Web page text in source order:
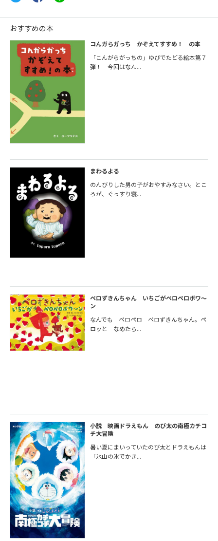
おすすめの本
コんガらガっち かぞえてすすめ！ の本
「こんがらがっちの」ゆびでたどる絵本第７
弾！ 今回はなん...
まわるよる
のんびりした男の子がおやすみなさい。とこ
ろが、ぐっすり寝...
ペロずきんちゃん いちごがペロペロボワ～
ン
なんでも ペロペロ ペロずきんちゃん。ペ
ロッと なめたら...
小説 映画ドラえもん のび太の南極カチコ
チ大冒険
暑い夏にまいっていたのび太とドラえもんは
「氷山の氷でかき...